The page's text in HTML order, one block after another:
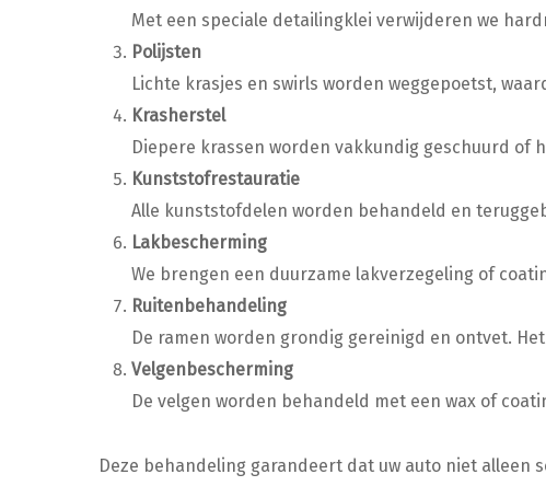
Met een speciale detailingklei verwijderen we
Polijsten
Lichte krasjes en swirls worden weggepoetst,
Krasherstel
Diepere krassen worden vakkundig geschuurd of
Kunststofrestauratie
Alle kunststofdelen worden behandeld en
Lakbescherming
We brengen een duurzame lakverzegeling of
Ruitenbehandeling
De ramen worden grondig gereinigd en ontvet.
Velgenbescherming
De velgen worden behandeld met een wax of
Deze behandeling garandeert dat uw auto niet alleen